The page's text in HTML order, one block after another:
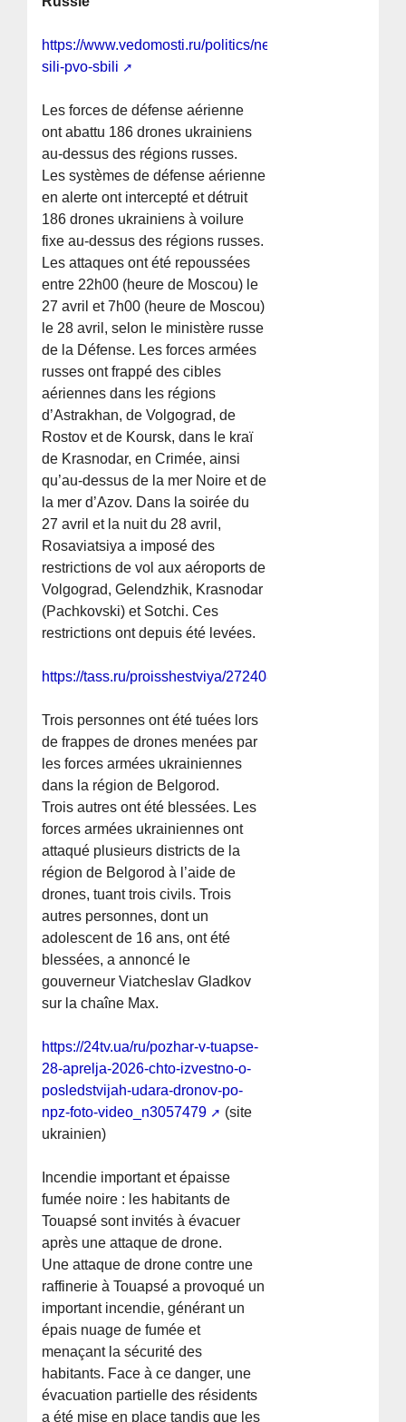
https://www.vedomosti.ru/politics/news/2026/04/28/
sili-pvo-sbili
Les forces de défense aérienne
ont abattu 186 drones ukrainiens
au-dessus des régions russes.
Les systèmes de défense aérienne
en alerte ont intercepté et détruit
186 drones ukrainiens à voilure
fixe au-dessus des régions russes.
Les attaques ont été repoussées
entre 22h00 (heure de Moscou) le
27 avril et 7h00 (heure de Moscou)
le 28 avril, selon le ministère russe
de la Défense. Les forces armées
russes ont frappé des cibles
aériennes dans les régions
d’Astrakhan, de Volgograd, de
Rostov et de Koursk, dans le kraï
de Krasnodar, en Crimée, ainsi
qu’au-dessus de la mer Noire et de
la mer d’Azov. Dans la soirée du
27 avril et la nuit du 28 avril,
Rosaviatsiya a imposé des
restrictions de vol aux aéroports de
Volgograd, Gelendzhik, Krasnodar
(Pachkovski) et Sotchi. Ces
restrictions ont depuis été levées.
https://tass.ru/proisshestviya/27240803
Trois personnes ont été tuées lors
de frappes de drones menées par
les forces armées ukrainiennes
dans la région de Belgorod.
Trois autres ont été blessées. Les
forces armées ukrainiennes ont
attaqué plusieurs districts de la
région de Belgorod à l’aide de
drones, tuant trois civils. Trois
autres personnes, dont un
adolescent de 16 ans, ont été
blessées, a annoncé le
gouverneur Viatcheslav Gladkov
sur la chaîne Max.
https://24tv.ua/ru/pozhar-v-tuapse-
28-aprelja-2026-chto-izvestno-o-
posledstvijah-udara-dronov-po-
npz-foto-video_n3057479
(site
ukrainien)
Incendie important et épaisse
fumée noire : les habitants de
Touapsé sont invités à évacuer
après une attaque de drone.
Une attaque de drone contre une
raffinerie à Touapsé a provoqué un
important incendie, générant un
épais nuage de fumée et
menaçant la sécurité des
habitants. Face à ce danger, une
évacuation partielle des résidents
a été mise en place tandis que les